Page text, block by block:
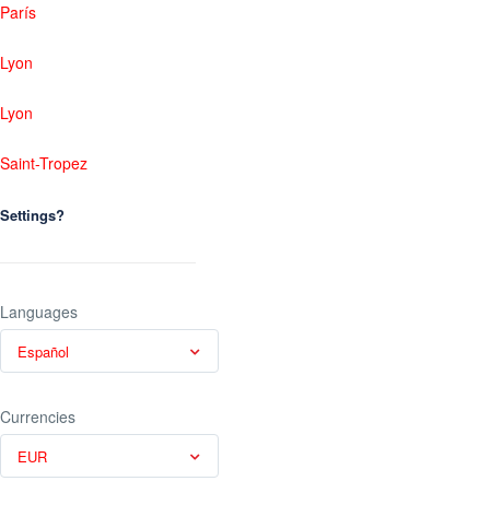
París
Lyon
Lyon
Saint-Tropez
Settings?
Languages
Español
Currencies
EUR